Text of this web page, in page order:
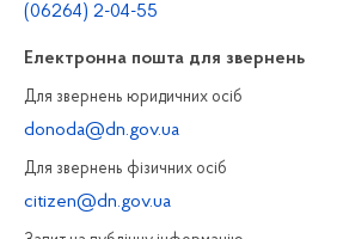
(06264) 2-04-55
Електронна пошта для звернень
Для звернень юридичних осiб
donoda@dn.gov.ua
Для звернень фізичних осiб
citizen@dn.gov.ua